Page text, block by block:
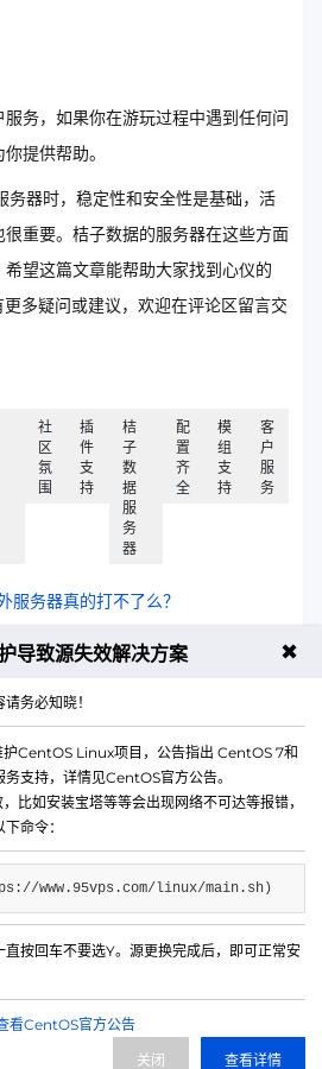
务，如果你在游玩过程中遇到任何问
提供帮助。
务器时，稳定性和安全性是基础，活
重要。桔子数据的服务器在这些方面
望这篇文章能帮助大家找到心仪的
多疑问或建议，欢迎在评论区留言交
社
区
氛
围
插
件
支
持
桔
子
数
据
服
务
器
配
置
齐
全
模
组
支
持
客
户
服
务
服务器真的打不了么？
击了，如何选择—款高效的高防lP
导致源失效解决方案 ✖
务必知晓！
CentOS Linux项目，公告指出 CentOS 7和
支持，详情见CentOS官方公告。
比如安装宝塔等等会出现网络不可达等报错，
命令：
www.95vps.com/linux/main.sh)
按回车不要选Y。源更换完成后，即可正常安
看CentOS官方公告
查看详情
关闭